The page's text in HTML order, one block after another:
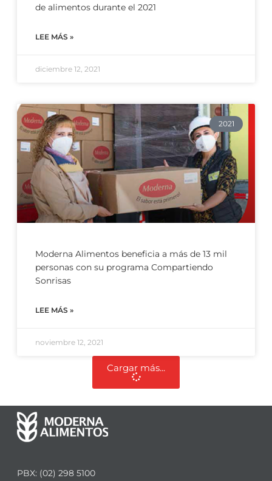
de alimentos durante el 2021
LEE MÁS »
diciembre 12, 2021
2021
Moderna Alimentos beneficia a más de 13 mil
personas con su programa Compartiendo
Sonrisas
LEE MÁS »
noviembre 12, 2021
Cargar más...
PBX: (02) 298 5100